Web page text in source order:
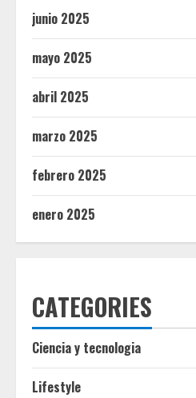
junio 2025
mayo 2025
abril 2025
marzo 2025
febrero 2025
enero 2025
CATEGORIES
Ciencia y tecnologia
Lifestyle